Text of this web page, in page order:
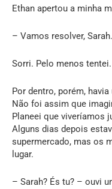
Ethan apertou a minha
– Vamos resolver,
Sorri. Pelo menos tentei.
Por dentro, porém,
Não foi assim que
Planeei que viveríamos
Alguns dias depois
supermercado, mas os
lugar.
– Sarah? És tu? – ouvi